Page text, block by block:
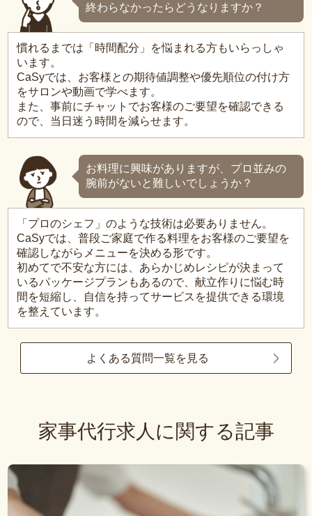
終わらなかったらどうなりますか？
慣れるまでは「時間配分」を悩まれる方もいらっしゃ
います。
CaSyでは、お客様との期待値調整や優先順位の付け方
をサロンや動画で学べます。
また、事前にチャットでお客様のご要望を確認できる
ので、当日迷う時間を減らせます。
お料理に興味がありますが、プロ並みの
腕前がないと難しいでしょうか？
「プロのシェフ」のような技術は必要ありません。
CaSyでは、普段ご家庭で作る料理をお客様のご要望を
確認しながらメニューを決める形です。
初めてで不安な方には、あらかじめレシピが決まって
いるパッケージプランもあるので、献立作りに悩む時
間を短縮し、自信を持ってサービスを提供できる環境
を整えています。
よくある質問一覧を見る
家事代行求人に関する記事